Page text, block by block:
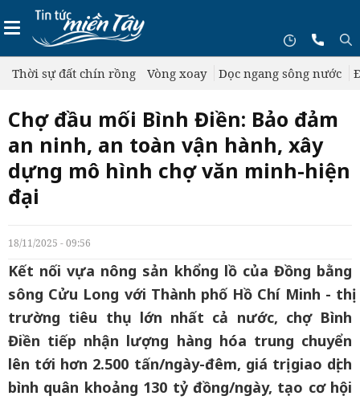
Thời sự đất chín rồng Vòng xoay Dọc ngang sông nước
Chợ đầu mối Bình Điền: Bảo đảm
an ninh, an toàn vận hành, xây
dựng mô hình chợ văn minh-hiện
đại
18/11/2025 - 09:56
Kết nối vựa nông sản khổng lồ của Đồng bằng
sông Cửu Long với Thành phố Hồ Chí Minh - thị
trường tiêu thụ lớn nhất cả nước, chợ Bình
Điền tiếp nhận lượng hàng hóa trung chuyển
lên tới hơn 2.500 tấn/ngày-đêm, giá trị giao dịch
bình quân khoảng 130 tỷ đồng/ngày, tạo cơ hội